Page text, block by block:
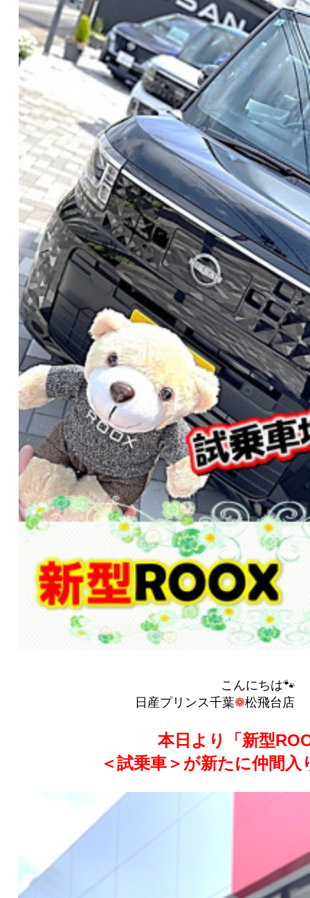
こんにちは🐾
日産プリンス千葉❁松飛台店
本日より「新型
＜試乗車＞が新たに仲間